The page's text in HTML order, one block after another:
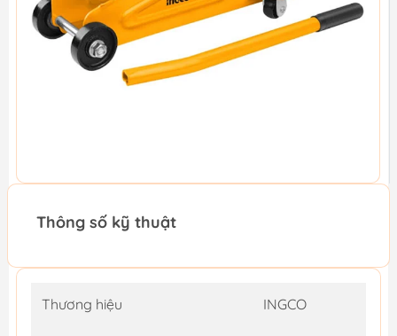
Thông số kỹ thuật
Thương hiệu INGCO